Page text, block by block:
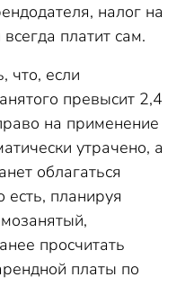
налог на
платит сам.
что, если
превысит 2,4
на применение
утрачено, а
облагаться
планируя
просчитать
платы по